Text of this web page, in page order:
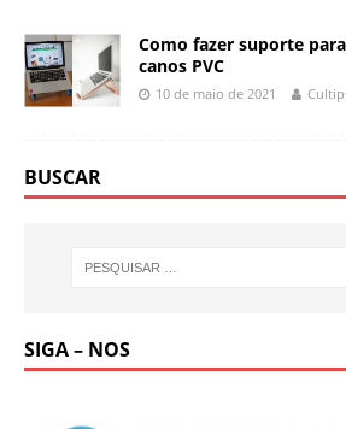
Como fazer suporte
canos PVC
10 de maio de 2021
BUSCAR
SIGA – NOS